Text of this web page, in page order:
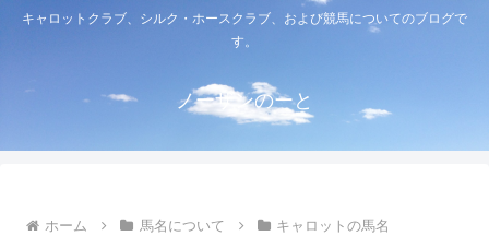
キャロットクラブ、シルク・ホースクラブ、および競馬についてのブログで
す。
ノーザンのーと
ホーム 馬名について キャロットの馬名